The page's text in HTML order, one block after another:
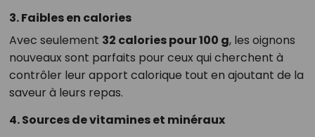
3. Faibles en calories
Avec seulement 32 calories pour 100 g, les oignons
nouveaux sont parfaits pour ceux qui cherchent à
contrôler leur apport calorique tout en ajoutant de la
saveur à leurs repas.
4. Sources de vitamines et minéraux